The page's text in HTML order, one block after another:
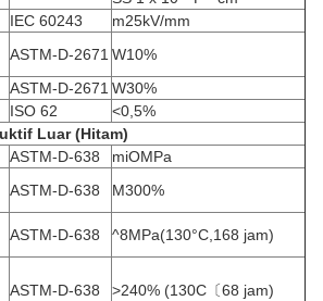
IEC 60243
m25kV/mm
ASTM-D-2671 W10%
ASTM-D-2671 W30%
ISO 62
<0,5%
Luar (Hitam)
ASTM-D-638
miOMPa
ASTM-D-638
M300%
ASTM-D-638
^8MPa(130°C,168 jam)
ASTM-D-638 >240% (130C〔68 jam)